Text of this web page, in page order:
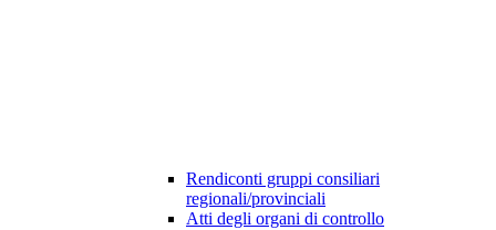
Rendiconti gruppi consiliari
regionali/provinciali
Atti degli organi di controllo